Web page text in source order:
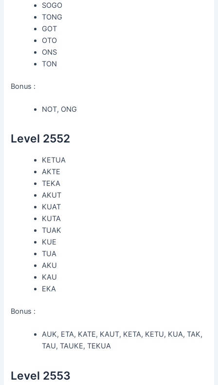
SOGO
TONG
GOT
OTO
ONS
TON
Bonus :
NOT, ONG
Level 2552
KETUA
AKTE
TEKA
AKUT
KUAT
KUTA
TUAK
KUE
TUA
AKU
KAU
EKA
Bonus :
AUK, ETA, KATE, KAUT, KETA, KETU, KUA, TAK,
TAU, TAUKE, TEKUA
Level 2553